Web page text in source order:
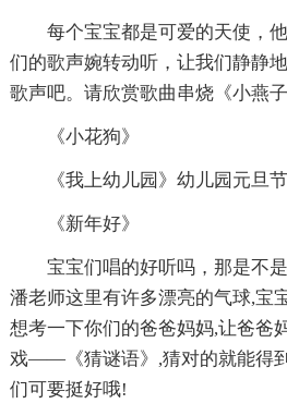
每个宝宝都是可爱的天使，
们的歌声婉转动听，让我们静静
歌声吧。请欣赏歌曲串烧《小燕子
《小花狗》
《我上幼儿园》幼儿园元旦
《新年好》
宝宝们唱的好听吗，那是不
潘老师这里有许多漂亮的气球,宝
想考一下你们的爸爸妈妈,让爸爸
戏——《猜谜语》,猜对的就能得
们可要挺好哦!